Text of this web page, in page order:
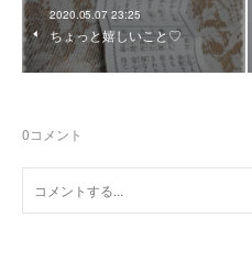
2020.05.07 23:25
ちょっと嬉しいこと♡
0コメント